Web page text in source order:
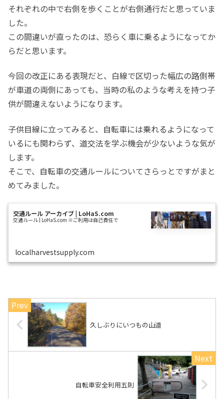
それぞれの中で右側を歩くことが右側通行だと思っていま
した。
この間違いが直ったのは、恐らく車に乗るようになってか
らだと思います。
今回の改正にある表現だと、白線で区切った幅広の路側帯
が車道の両側にあっても、当時の私のような考えを持つ子
供が間違えないようになります。
子供目線に立ってみると、自転車には乗れるようになって
いるにも関わらず、道交法を学ぶ機会が少ないような気が
します。
そこで、自転車の交通ルールについてさらっとですがまと
めてみました。
交通ルール アーカイブ | LoHaS.com
交通ルール | LoHaS.com ※ご利用は自己責任で
localharvestsupply.com
久しぶりにいつもの山道
自転車安全利用五則